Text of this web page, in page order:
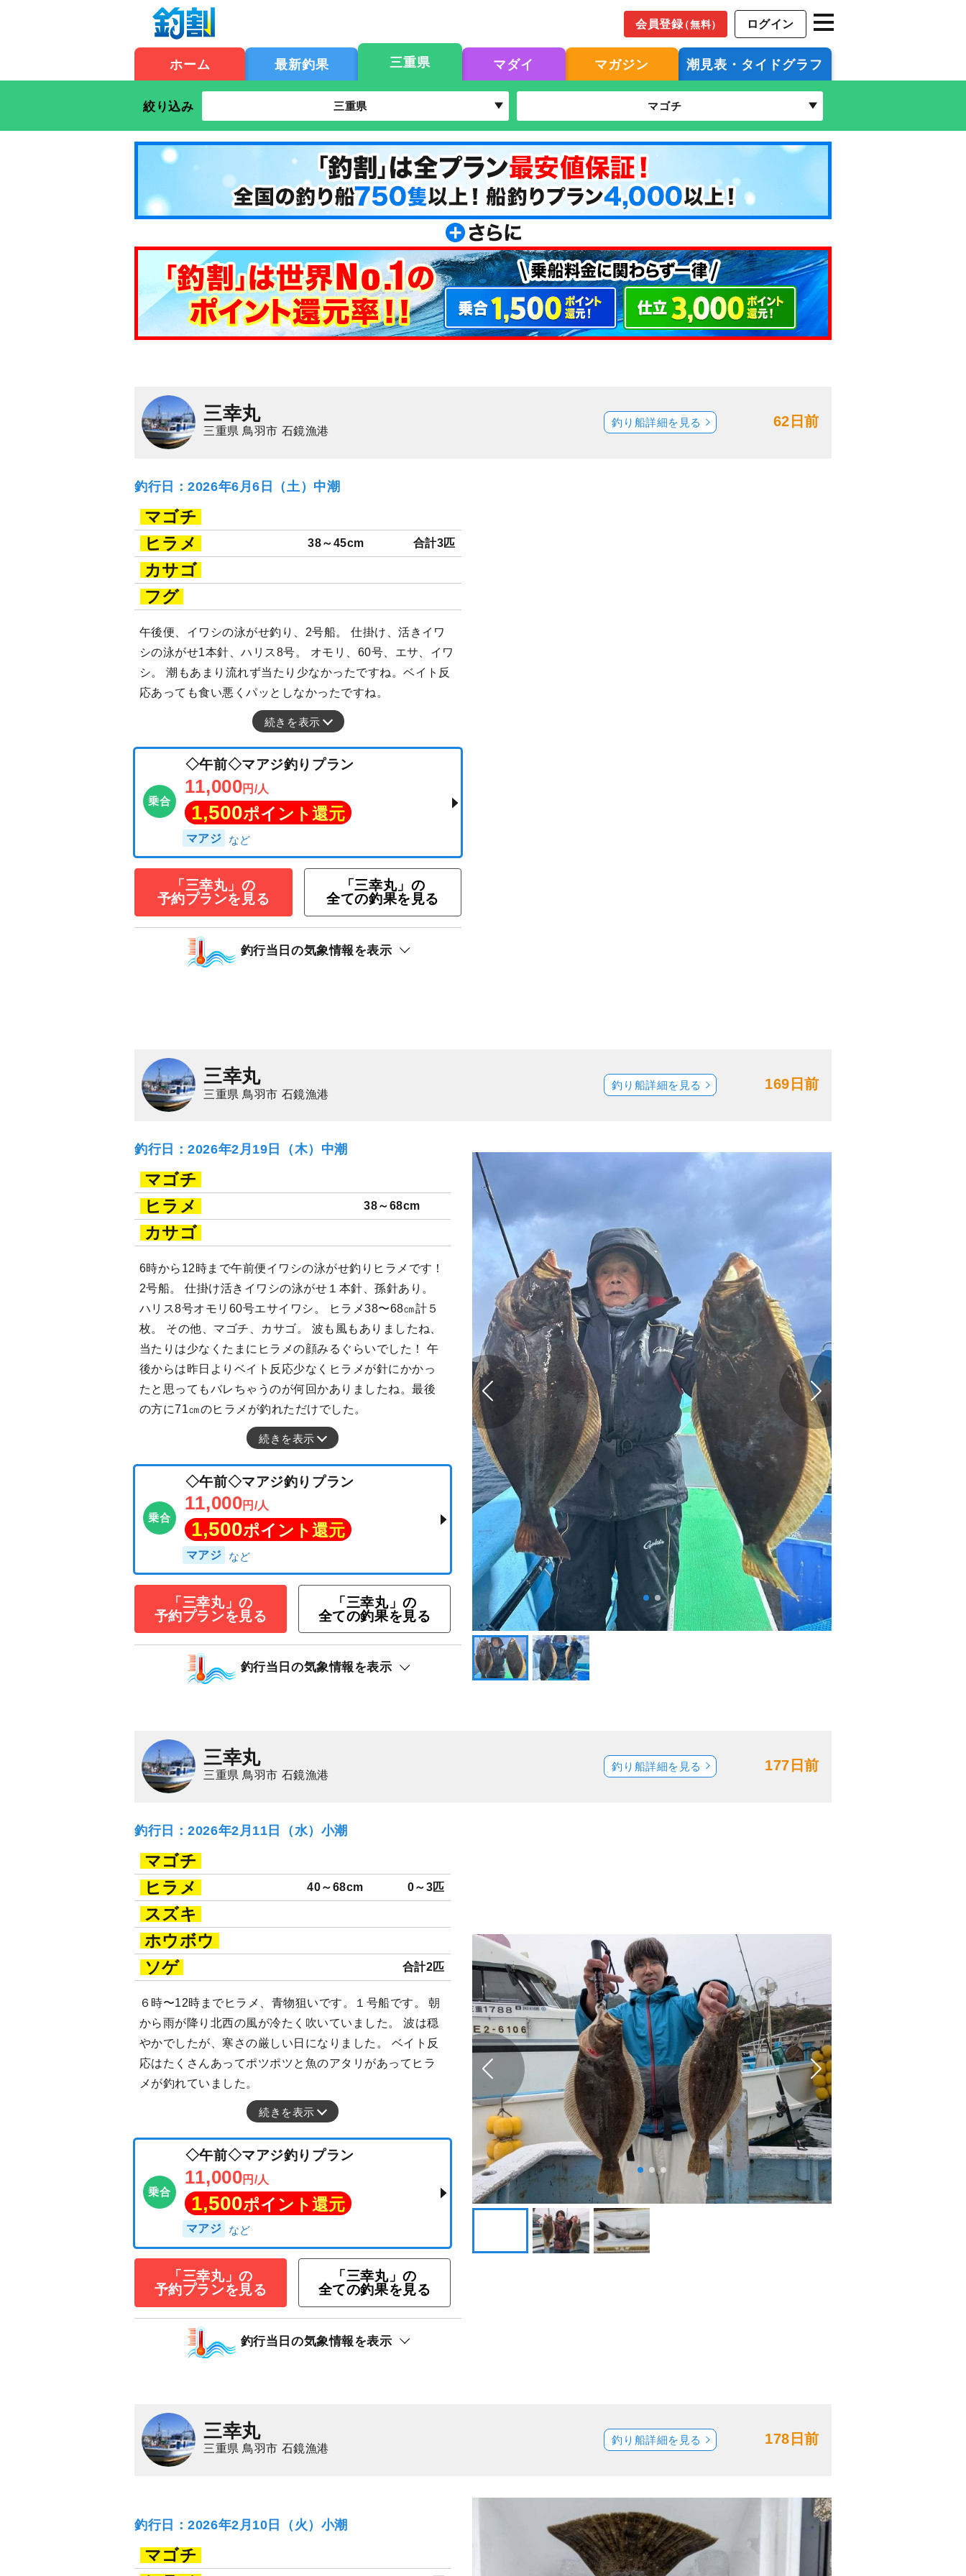
会員登録（無料） ログイン
ホーム 最新釣果 三重県 マダイ マガジン 潮見表・タイドグラフ
絞り込み 三重県 マゴチ
三幸丸
三重県 鳥羽市 石鏡漁港
62日前
釣り船詳細を見る
釣行日：2026年6月6日（土）中潮
マゴチ
ヒラメ
38～45cm 合計3匹
カサゴ
フグ
午後便、イワシの泳がせ釣り、2号船。 仕掛け、活きイワ
シの泳がせ1本針、ハリス8号。 オモリ、60号、エサ、イワ
シ。 潮もあまり流れず当たり少なかったですね。ベイト反
応あっても食い悪くパッとしなかったですね。
続きを表示
乗合
◇午前◇マアジ釣りプラン
11,000円/人
1,500 ポイント還元
「三幸丸」の
予約プランを見る
「三幸丸」の
全ての釣果を見る
釣行当日の気象情報を表示
三幸丸
三重県 鳥羽市 石鏡漁港
169日前
釣り船詳細を見る
釣行日：2026年2月19日（木）中潮
マゴチ
ヒラメ
38～68cm
カサゴ
6時から12時まで午前便イワシの泳がせ釣りヒラメです！
2号船。 仕掛け活きイワシの泳がせ１本針、孫針あり。
ハリス8号オモリ60号エサイワシ。 ヒラメ38〜68㎝計５
枚。 その他、マゴチ、カサゴ。 波も風もありましたね、
当たりは少なくたまにヒラメの顔みるぐらいでした！ 午
後からは昨日よりベイト反応少なくヒラメが針にかかっ
たと思ってもバレちゃうのが何回かありましたね。最後
の方に71㎝のヒラメが釣れただけでした。
続きを表示
◇午前◇マアジ釣りプラン
11,000円/人
1,500ポイント還元
「三幸丸」の
予約プランを見る
「三幸丸」の
全ての釣果を見る
釣行当日の気象情報を表示
三幸丸
三重県 鳥羽市 石鏡漁港
177日前
釣り船詳細を見る
釣行日：2026年2月11日（水）小潮
マゴチ
ヒラメ
40～68cm 0～3匹
スズキ
ホウボウ
ソゲ
合計2匹
６時〜12時までヒラメ、青物狙いです。１号船です。 朝
から雨が降り北西の風が冷たく吹いていました。 波は穏
やかでしたが、寒さの厳しい日になりました。 ベイト反
応はたくさんあってポツポツと魚のアタリがあってヒラ
メが釣れていました。
続きを表示
◇午前◇マアジ釣りプラン
11,000
マアジ
「三幸丸」の
予約プランを見る
「三幸丸」の
全ての釣果を見る
釣行当日の気象情報を表示
三幸丸
三重県 鳥羽市 石鏡漁港
178日前
釣り船詳細を見る
釣行日：2026年2月10日（火）小潮
マゴチ